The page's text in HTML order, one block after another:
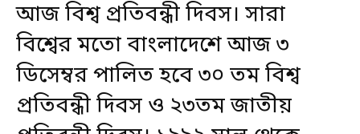
আজ বিশ্ব প্রতিবন্ধী দিবস। সারা
বিশ্বের মতো বাংলাদেশে আজ ৩
ডিসেম্বর পালিত হবে ৩০ তম বিশ্ব
প্রতিবন্ধী দিবস ও ২৩তম জাতীয়